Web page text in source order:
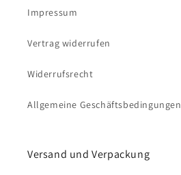
Impressum
Vertrag widerrufen
Widerrufsrecht
Allgemeine Geschäftsbedingungen
Versand und Verpackung